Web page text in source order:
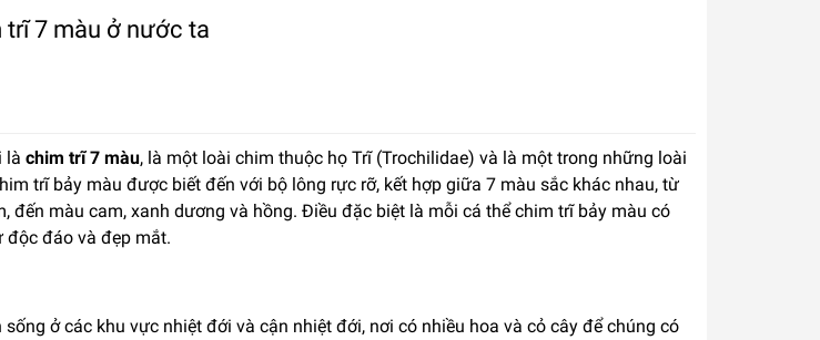
7 màu ở nước ta
là chim trĩ 7 màu, là một loài chim thuộc họ Trĩ (Trochilidae) và là một trong những loài
trĩ bảy màu được biết đến với bộ lông rực rỡ, kết hợp giữa 7 màu sắc khác nhau, từ
đến màu cam, xanh dương và hồng. Điều đặc biệt là mỗi cá thể chim trĩ bảy màu có
độc đáo và đẹp mắt.
ở các khu vực nhiệt đới và cận nhiệt đới, nơi có nhiều hoa và cỏ cây để chúng có